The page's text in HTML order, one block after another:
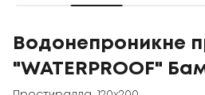
Водонепроникне
"WATERPROOF"